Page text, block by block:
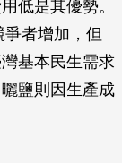
低是其優勢。
者增加，但
基本民生需求
鹽則因生產成